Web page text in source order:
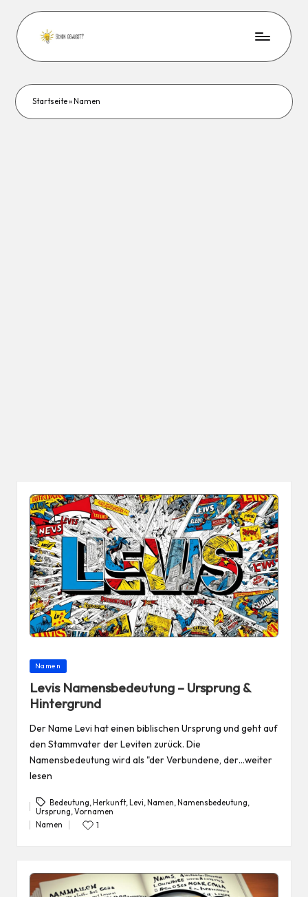
Startseite» Namen
Posted
Namen
Levis Namensbedeutung – Ursprung &
Hintergrund
Der Name Levi hat einen biblischen Ursprung und geht auf
den Stammvater der Leviten zurück. Die
Namensbedeutung wird als "der Verbundene, der…weiter
lesen
Tags:
Bedeutung ,Herkunft,Levi ,Namen ,Namensbedeutung
Ursprung ,Vornamen
Posted
Namen 1